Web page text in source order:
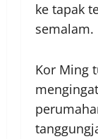
ke tapak
semalam.
Kor Ming